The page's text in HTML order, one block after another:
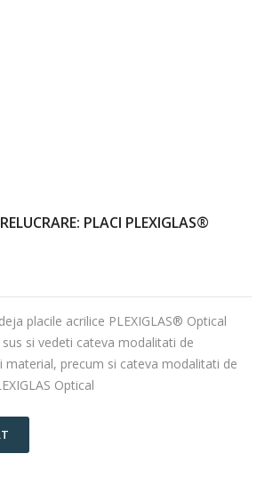
PLACI PLEXIGLAS®
placile acrilice PLEXIGLAS® Optical
si vedeti cateva modalitati de
material, precum si cateva modalitati de
Optical